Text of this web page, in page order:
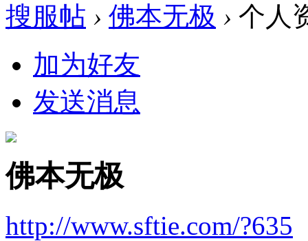
搜服帖 › 佛本无极 › 个人
加为好友
发送消息
佛本无极
http://www.sftie.com/?635